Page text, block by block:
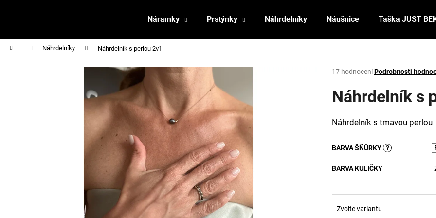
Náramky Prstýnky Náhrdelníky Náušnice Taška JUST
Domů Náhrdelníky Náhrdelník s perlou 2v1
Průměrné
produktu
5
17 hodnoceníPodrobnosti
Náhrdelník s
Náhrdelník s tmavou perlou
BARVA ŠŇŮRKY ?
BARVA KULIČKY
Zvolte variantu
do
do
HLEDAT